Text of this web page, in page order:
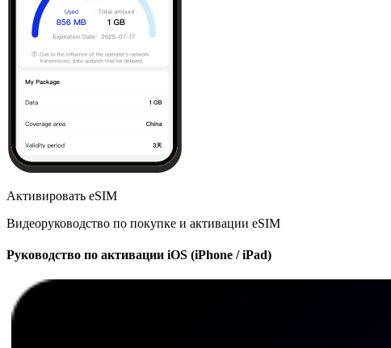
Активировать eSIM
Видеоруководство по покупке и активации eSIM
Руководство по активации iOS (iPhone / iPad)